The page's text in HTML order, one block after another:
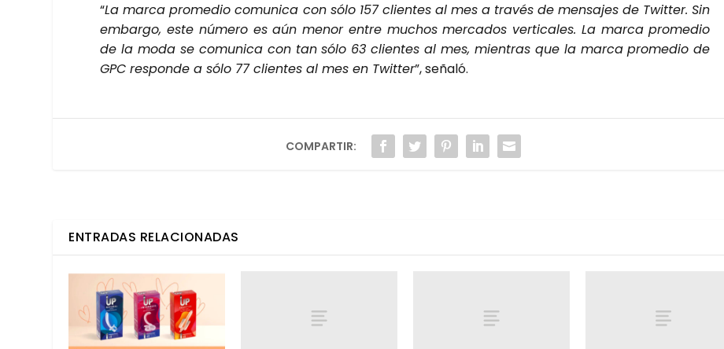
“La mar­ca pro­me­dio comu­ni­ca con sólo 157 clien­tes al mes a tra­vés de men­sa­jes de Twit­ter. Sin
embar­go, este núme­ro es aún menor entre muchos mer­ca­dos ver­ti­ca­les. La mar­ca pro­me­dio
de la moda se comu­ni­ca con tan sólo 63 clien­tes al mes, mien­tras que la mar­ca pro­me­dio de
GPC res­pon­de a sólo 77 clien­tes al mes en Twit­ter”, seña­ló.
COMPARTIR:
ENTRADAS RELACIONADAS